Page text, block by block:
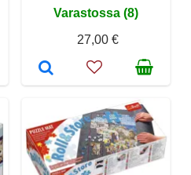
Varastossa (8)
27,00 €